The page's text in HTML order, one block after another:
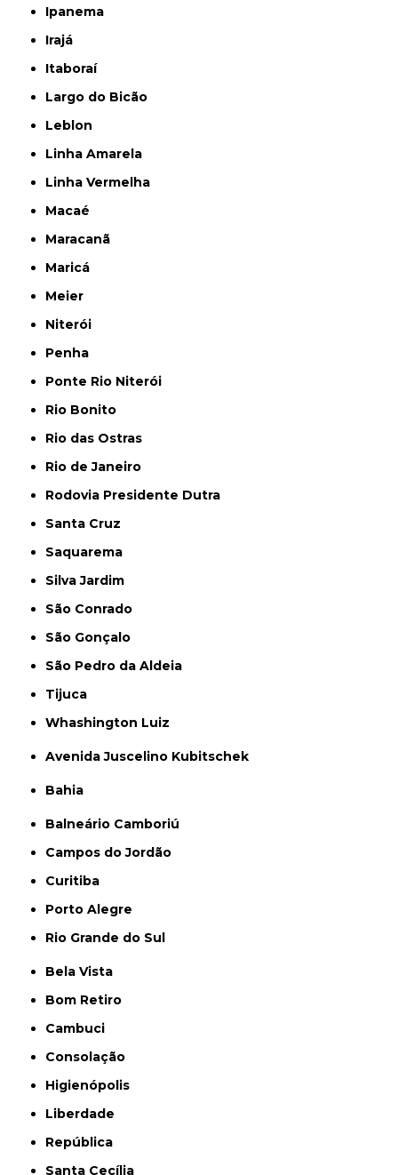
Ipanema
Irajá
Itaboraí
Largo do Bicão
Leblon
Linha Amarela
Linha Vermelha
Macaé
Maracanã
Maricá
Meier
Niterói
Penha
Ponte Rio Niterói
Rio Bonito
Rio das Ostras
Rio de Janeiro
Rodovia Presidente Dutra
Santa Cruz
Saquarema
Silva Jardim
São Conrado
São Gonçalo
São Pedro da Aldeia
Tijuca
Whashington Luiz
Avenida Juscelino Kubitschek
Bahia
Balneário Camboriú
Campos do Jordão
Curitiba
Porto Alegre
Rio Grande do Sul
Bela Vista
Bom Retiro
Cambuci
Consolação
Higienópolis
Liberdade
República
Santa Cecília